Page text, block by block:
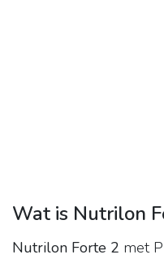
Wat is Nutrilon
Nutrilon Forte 2 met